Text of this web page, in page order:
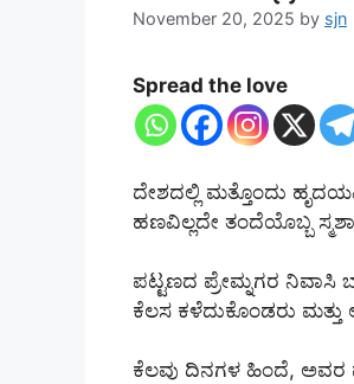
November 20, 2025 by sjn
Spread the love
ದೇಶದಲ್ಲಿ ಮತ್ತೊಂದು
ಹಣವಿಲ್ಲದೇ ತಂದೆಯೊಬ್ಬ
ಪಟ್ಟಣದ ಪ್ರೇಮ್ನಗರ ನಿವಾಸಿ
ಕೆಲಸ ಕಳೆದುಕೊಂಡರು
ಕೆಲವು ದಿನಗಳ ಹಿಂದೆ, ಅವರ